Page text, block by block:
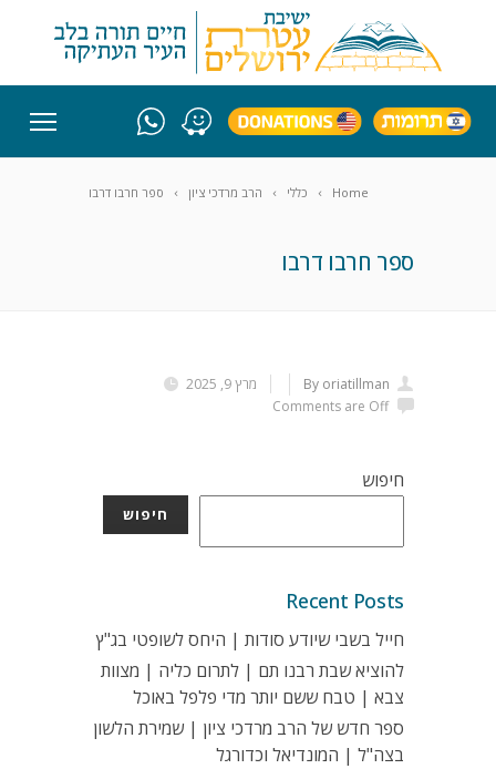
Home כללי הרב מרדכי ציון ספר חרבו דרבו
ספר חרבו דרבו
מרץ 9, 2025
By oriatillman
Comments are Off
חיפוש
חיפוש
Recent Posts
חייל בשבי שיודע סודות | היחס לשופטי בג"ץ
להוציא שבת רבנו תם | לתרום כליה | מצוות
צבא | טבח ששם יותר מדי פלפל באוכל
ספר חדש של הרב מרדכי ציון | שמירת הלשון
בצה"ל | המונדיאל וכדורגל